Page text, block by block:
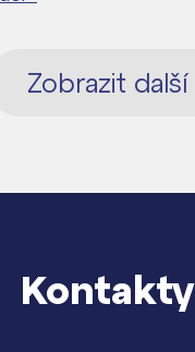
Zobrazit další
Kontakty